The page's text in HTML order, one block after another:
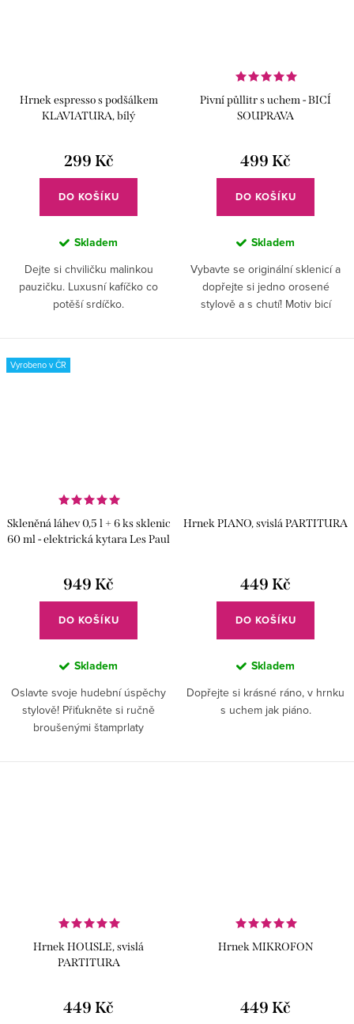
Hrnek espresso s podšálkem
KLAVIATURA, bílý
299 Kč
DO KOŠÍKU
Skladem
Dejte si chviličku malinkou
pauzičku. Luxusní kafíčko co
potěší srdíčko.
Pivní půllitr s uchem - BICÍ
SOUPRAVA
499 Kč
DO KOŠÍKU
Skladem
Vybavte se originální sklenicí a
dopřejte si jedno orosené
stylově a s chutí! Motiv bicí
Vyrobeno v ČR
Skleněná láhev 0,5 l + 6 ks sklenic
60 ml - elektrická kytara Les Paul
949 Kč
DO KOŠÍKU
Skladem
Oslavte svoje hudební úspěchy
stylově! Přiťukněte si ručně
broušenými štamprlaty
Hrnek PIANO, svislá PARTITURA
449 Kč
DO KOŠÍKU
Skladem
Dopřejte si krásné ráno, v hrnku
s uchem jak piáno.
Hrnek HOUSLE, svislá
PARTITURA
449 Kč
Hrnek MIKROFON
449 Kč